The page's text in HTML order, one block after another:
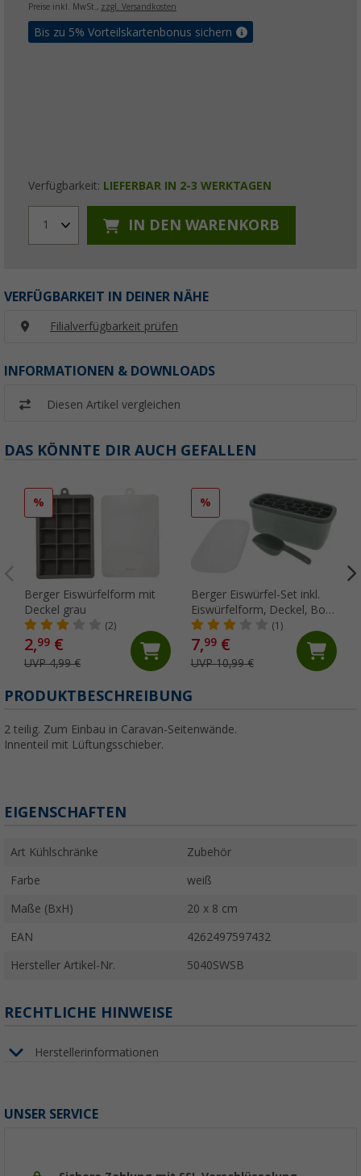
Preise inkl. MwSt., zzgl. Versandkosten
Bis zu 5% Vorteilskartenbonus sichern
Verfügbarkeit: LIEFERBAR IN 2-3 WERKTAGEN
1 IN DEN WARENKORB
VERFÜGBARKEIT IN DEINER NÄHE
Filialverfügbarkeit prüfen
INFORMATIONEN & DOWNLOADS
Diesen Artikel vergleichen
DAS KÖNNTE DIR AUCH GEFALLEN
%
Berger Eiswürfelform mit
Deckel grau
(2)
2,99 €
UVP 4,99 €
%
Berger Eiswürfel-Set inkl.
Eiswürfelform, Deckel, Box
und Eisschaufel grün
(1)
7,99€
UVP 10,99 €
PRODUKTBESCHREIBUNG
2 teilig. Zum Einbau in Caravan-Seitenwände.
Innenteil mit Lüftungsschieber.
EIGENSCHAFTEN
Art Kühlschränke Zubehör
Farbe weiß
Maße (BxH) 20 x 8 cm
EAN 4262497597432
Hersteller Artikel-Nr. 5040SWSB
RECHTLICHE HINWEISE
Herstellerinformationen
UNSER SERVICE